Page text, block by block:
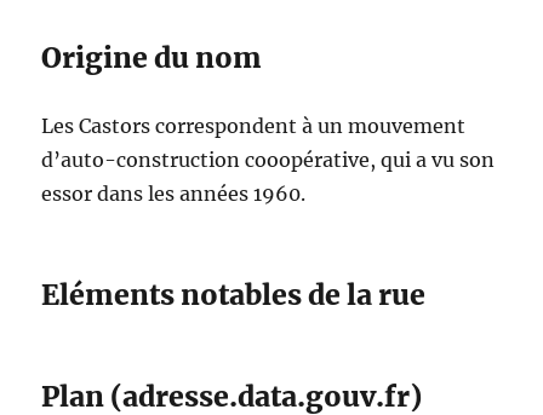
Origine du nom
Les Castors correspondent à un mouvement
d’auto-construction cooopérative, qui a vu son
essor dans les années 1960.
Eléments notables de la rue
Plan (adresse.data.gouv.fr)